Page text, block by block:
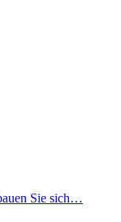
Sie sich…